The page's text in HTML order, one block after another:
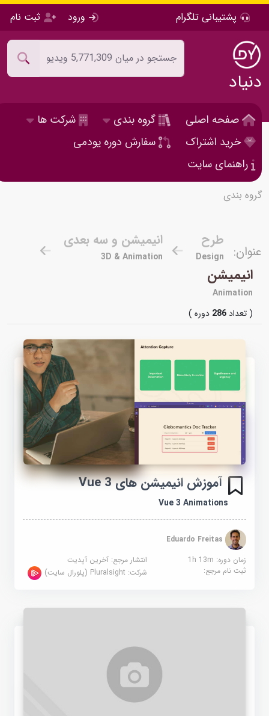
پشتیبانی تلگرام ورود ثبت نام
دنیاد
صفحه اصلی گروه بندی
شرکت ها
خرید اشتراک
سفارش دوره یودمی
راهنمای سایت
گروه بندی
عنوان:
طرح
Design
انیمیشن و سه بعدی
3D & Animation
انیمیشن
Animation
( تعداد286دوره )
آموزش انیمیشن های Vue 3
Vue 3 Animations
Eduardo Freitas
زمان دوره: 1h 13m
انتشار مرجع:آخرین آپدیت
ثبت نام مرجع:
شرکت:Pluralsight (پلورال سایت)